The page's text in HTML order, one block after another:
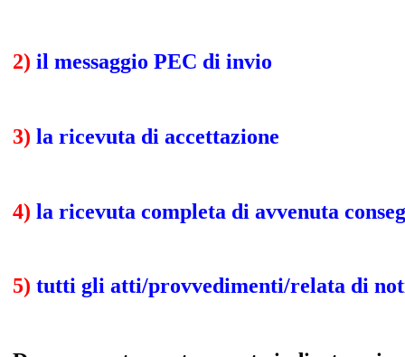
2) il messaggio PEC di invio
3) la ricevuta di accettazione
4) la ricevuta completa di avvenuta
5) tutti gli atti/provvedimenti/relata di